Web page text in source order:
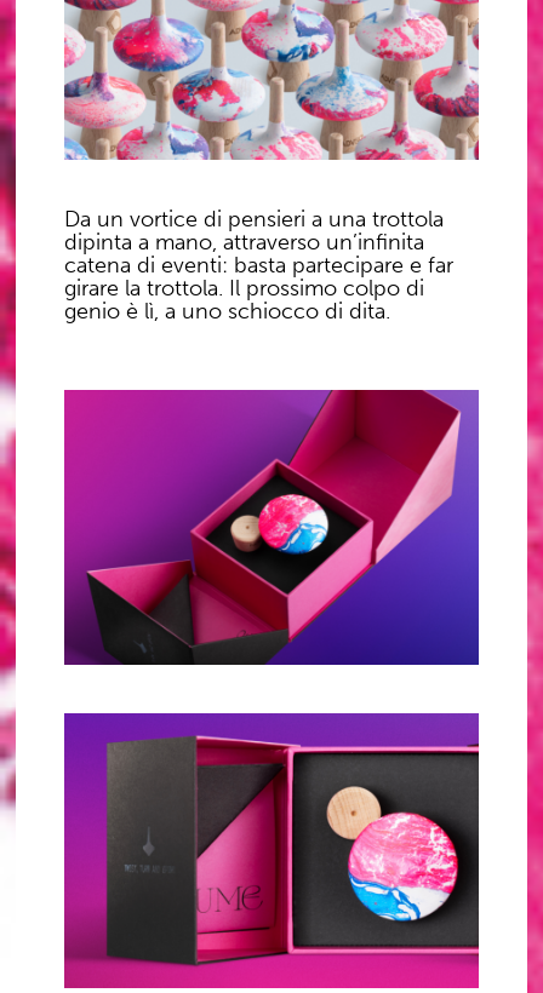
Da un vortice di pensieri a una trottola
dipinta a mano, attraverso un’infinita
catena di eventi: basta partecipare e far
girare la trottola. Il prossimo colpo di
genio è lì, a uno schiocco di dita.